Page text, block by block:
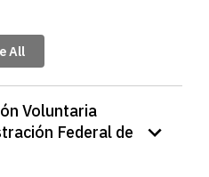
All
Voluntaria
Federal de